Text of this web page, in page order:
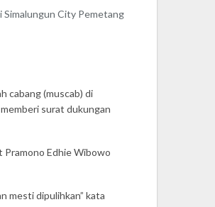
Simalungun City Pemetang
cabang (muscab) di
surat dukungan
Edhie Wibowo
mesti dipulihkan” kata